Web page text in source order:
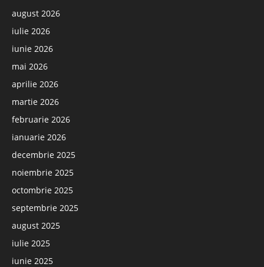
august 2026
iulie 2026
iunie 2026
mai 2026
aprilie 2026
martie 2026
februarie 2026
ianuarie 2026
decembrie 2025
noiembrie 2025
octombrie 2025
septembrie 2025
august 2025
iulie 2025
iunie 2025